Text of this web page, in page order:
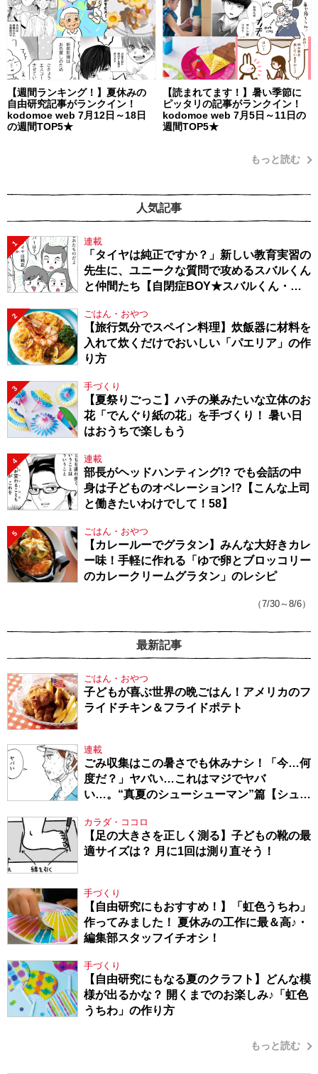
【週間ランキング！】夏休みの
自由研究記事がランクイン！
kodomoe web 7月12日～18日
の週間TOP5★
【読まれてます！】暑い季節に
ピッタリの記事がランクイン！
kodomoe web 7月5日～11日の
週間TOP5★
もっと読む
人気記事
1 連載
「タイヤは純正ですか？」新しい教育実習の
先生に、ユニークな質問で攻めるスバルくん
と仲間たち【自閉症BOY★スバルくん・
2 ごはん・おやつ
【旅行気分でスペイン料理】炊飯器に材料を
入れて炊くだけでおいしい「パエリア」の作
り方
3 手づくり
【夏祭りごっこ】ハチの巣みたいな立体のお
花「でんぐり紙の花」を手づくり！ 暑い日
はおうちで楽しもう
4 連載
部長がヘッドハンティング!? でも会話の中
身は子どものオペレーション!?【こんな上司
と働きたいわけでして！58】
5 ごはん・おやつ
【カレールーでグラタン】みんな大好きカレ
ー味！手軽に作れる「ゆで卵とブロッコリー
のカレークリームグラタン」のレシピ
（7/30～8/6）
最新記事
ごはん・おやつ
子どもが喜ぶ世界の晩ごはん！アメリカのフ
ライドチキン＆フライドポテト
連載
ごみ収集はこの暑さでも休みナシ！「今…何
度だ？」ヤバい…これはマジでヤバ
い…。“真夏のシューシューマン”篇【シュー
カラダ・ココロ
【足の大きさを正しく測る】子どもの靴の最
適サイズは？ 月に1回は測り直そう！
手づくり
【自由研究にもおすすめ！】「虹色うちわ」
作ってみました！ 夏休みの工作に最＆高♪・
編集部スタッフイチオシ！
手づくり
【自由研究にもなる夏のクラフト】どんな模
様が出るかな？ 開くまでのお楽しみ♪「虹色
うちわ」の作り方
もっと読む